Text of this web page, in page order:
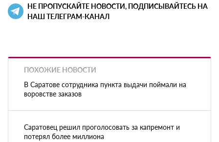
НЕ ПРОПУСКАЙТЕ НОВОСТИ, ПОДПИСЫВАЙТЕСЬ НА
НАШ ТЕЛЕГРАМ-КАНАЛ
ПОХОЖИЕ НОВОСТИ
В Саратове сотрудника пункта выдачи поймали на
воровстве заказов
Саратовец решил проголосовать за капремонт и
потерял более миллиона